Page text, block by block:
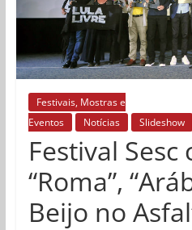
Festivais, Mostras e
Eventos
Notícias Slideshow
Festival Sesc
“Roma”,
Beijo no